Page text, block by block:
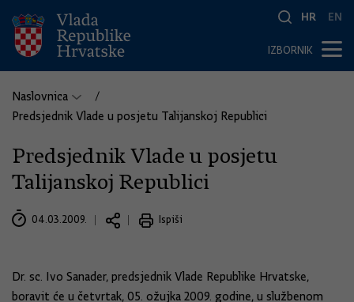
HR EN
IZBORNIK
Naslovnica
Predsjednik Vlade u posjetu Talijanskoj Republici
Predsjednik Vlade u posjetu
Talijanskoj Republici
04.03.2009. Ispiši
Dr. sc. Ivo Sanader, predsjednik Vlade Republike Hrvatske,
boravit će u četvrtak, 05. ožujka 2009. godine, u službenom